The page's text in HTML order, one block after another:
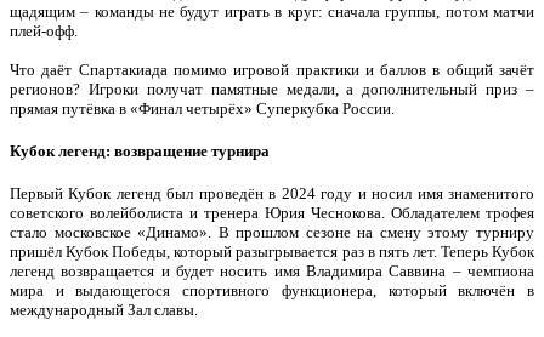
щадящим – команды не будут играть в круг: сначала группы, потом матчи
плей-офф.
Что даёт Спартакиада помимо игровой практики и баллов в общий зачёт
регионов? Игроки получат памятные медали, а дополнительный приз –
прямая путёвка в «Финал четырёх» Суперкубка России.
Кубок легенд: возвращение турнира
Первый Кубок легенд был проведён в 2024 году и носил имя знаменитого
советского волейболиста и тренера Юрия Чеснокова. Обладателем трофея
стало московское «Динамо». В прошлом сезоне на смену этому турниру
пришёл Кубок Победы, который разыгрывается раз в пять лет. Теперь Кубок
легенд возвращается и будет носить имя Владимира Саввина – чемпиона
мира и выдающегося спортивного функционера, который включён в
международный Зал славы.